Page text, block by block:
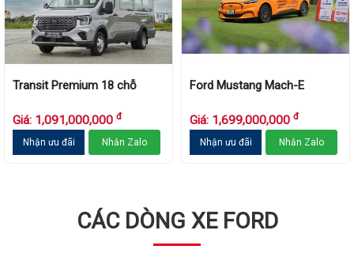
Transit Premium 18 chỗ
Giá: 1,091,000,000 đ
Nhận ưu đãi Nhắn Zalo
Ford Mustang Mach-E
Giá: 1,699,000,000 đ
Nhận ưu đãi Nhắn Zalo
CÁC DÒNG XE FORD